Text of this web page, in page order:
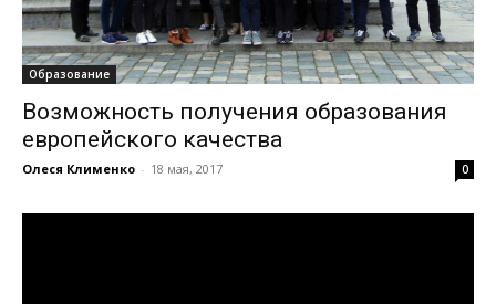
Образование
Возможность получения образования
европейского качества
Олеся Клименко - 18 мая, 2017 0